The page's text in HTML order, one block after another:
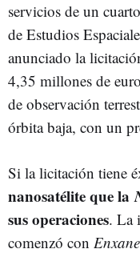
servicios de un cuarto
de Estudios
anunciado la
4,35 millones de
de observación
órbita baja, con un
Si la licitación tiene
nanosatélite que la
sus operaciones. La
comenzó con